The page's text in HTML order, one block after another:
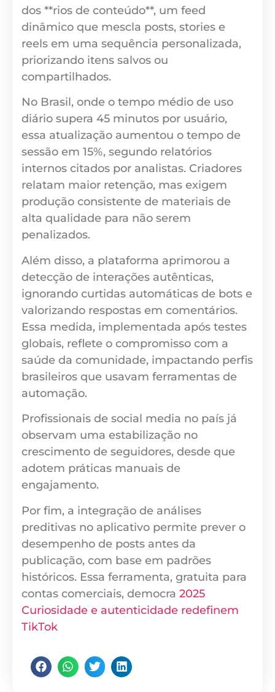
dos **rios de conteúdo**, um feed
dinâmico que mescla posts, stories e
reels em uma sequência personalizada,
priorizando itens salvos ou
compartilhados.
No Brasil, onde o tempo médio de uso
diário supera 45 minutos por usuário,
essa atualização aumentou o tempo de
sessão em 15%, segundo relatórios
internos citados por analistas. Criadores
relatam maior retenção, mas exigem
produção consistente de materiais de
alta qualidade para não serem
penalizados.
Além disso, a plataforma aprimorou a
detecção de interações autênticas,
ignorando curtidas automáticas de bots e
valorizando respostas em comentários.
Essa medida, implementada após testes
globais, reflete o compromisso com a
saúde da comunidade, impactando perfis
brasileiros que usavam ferramentas de
automação.
Profissionais de social media no país já
observam uma estabilização no
crescimento de seguidores, desde que
adotem práticas manuais de
engajamento.
Por fim, a integração de análises
preditivas no aplicativo permite prever o
desempenho de posts antes da
publicação, com base em padrões
históricos. Essa ferramenta, gratuita para
contas comerciais, democra 2025
Curiosidade e autenticidade redefinem
TikTok